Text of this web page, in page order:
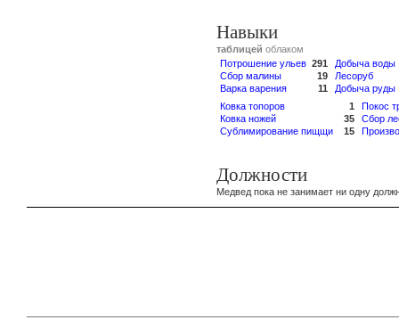
Навыки
таблицей облаком
Потрошение ульев 291
Сбор малины
19
Варка варения
11
Добыча воды
Лесоруб
Добыча руды
Ковка топоров
1
Ковка ножей
35
Сублимирование пищщи
15
Покос
Сбор
Должности
Медвед пока не занимает ни одну